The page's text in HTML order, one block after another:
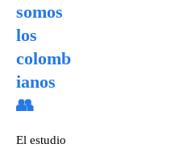
somos
los
colomb
ianos
👥
El estudio